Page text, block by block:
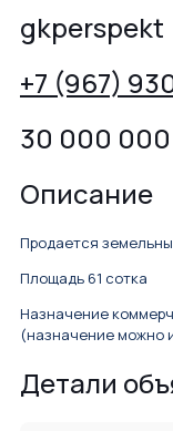
gkperspekt
+7 (967)
30 000 000
Описание
Продается
Площадь 61 сотка
Назначение
(назначение можно
Детали